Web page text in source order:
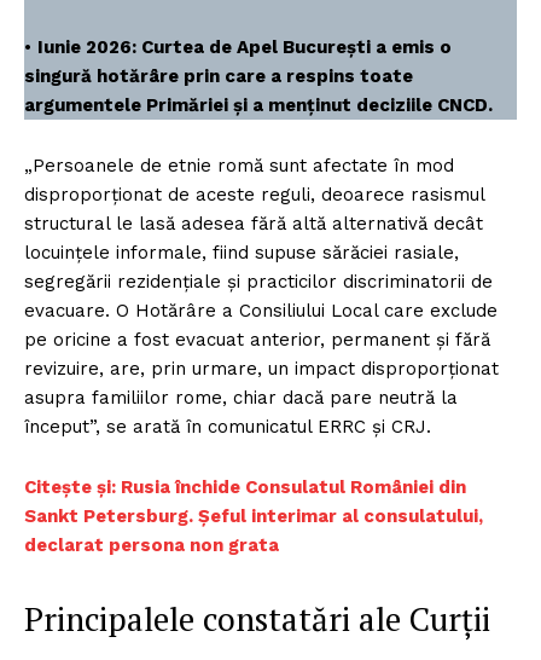
• Iunie 2026: Curtea de Apel București a emis o
singură hotărâre prin care a respins toate
argumentele Primăriei și a menținut deciziile CNCD.
„Persoanele de etnie romă sunt afectate în mod
disproporționat de aceste reguli, deoarece rasismul
structural le lasă adesea fără altă alternativă decât
locuințele informale, fiind supuse sărăciei rasiale,
segregării rezidențiale și practicilor discriminatorii de
evacuare. O Hotărâre a Consiliului Local care exclude
pe oricine a fost evacuat anterior, permanent și fără
revizuire, are, prin urmare, un impact disproporționat
asupra familiilor rome, chiar dacă pare neutră la
început”, se arată în comunicatul ERRC și CRJ.
Citește și: ​Rusia închide Consulatul României din
Sankt Petersburg. Șeful interimar al consulatului,
declarat persona non grata
Principalele constatări ale Curții